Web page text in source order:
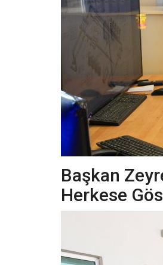
Başkan
Herkese